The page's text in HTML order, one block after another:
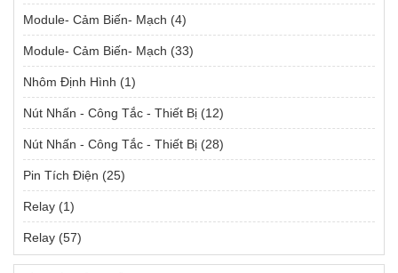
Module- Cảm Biến- Mạch (4)
Module- Cảm Biến- Mạch (33)
Nhôm Định Hình (1)
Nút Nhấn - Công Tắc - Thiết Bị (12)
Nút Nhấn - Công Tắc - Thiết Bị (28)
Pin Tích Điện (25)
Relay (1)
Relay (57)